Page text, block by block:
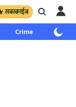
सबस्क्राईब
Crime साप्ताहिक